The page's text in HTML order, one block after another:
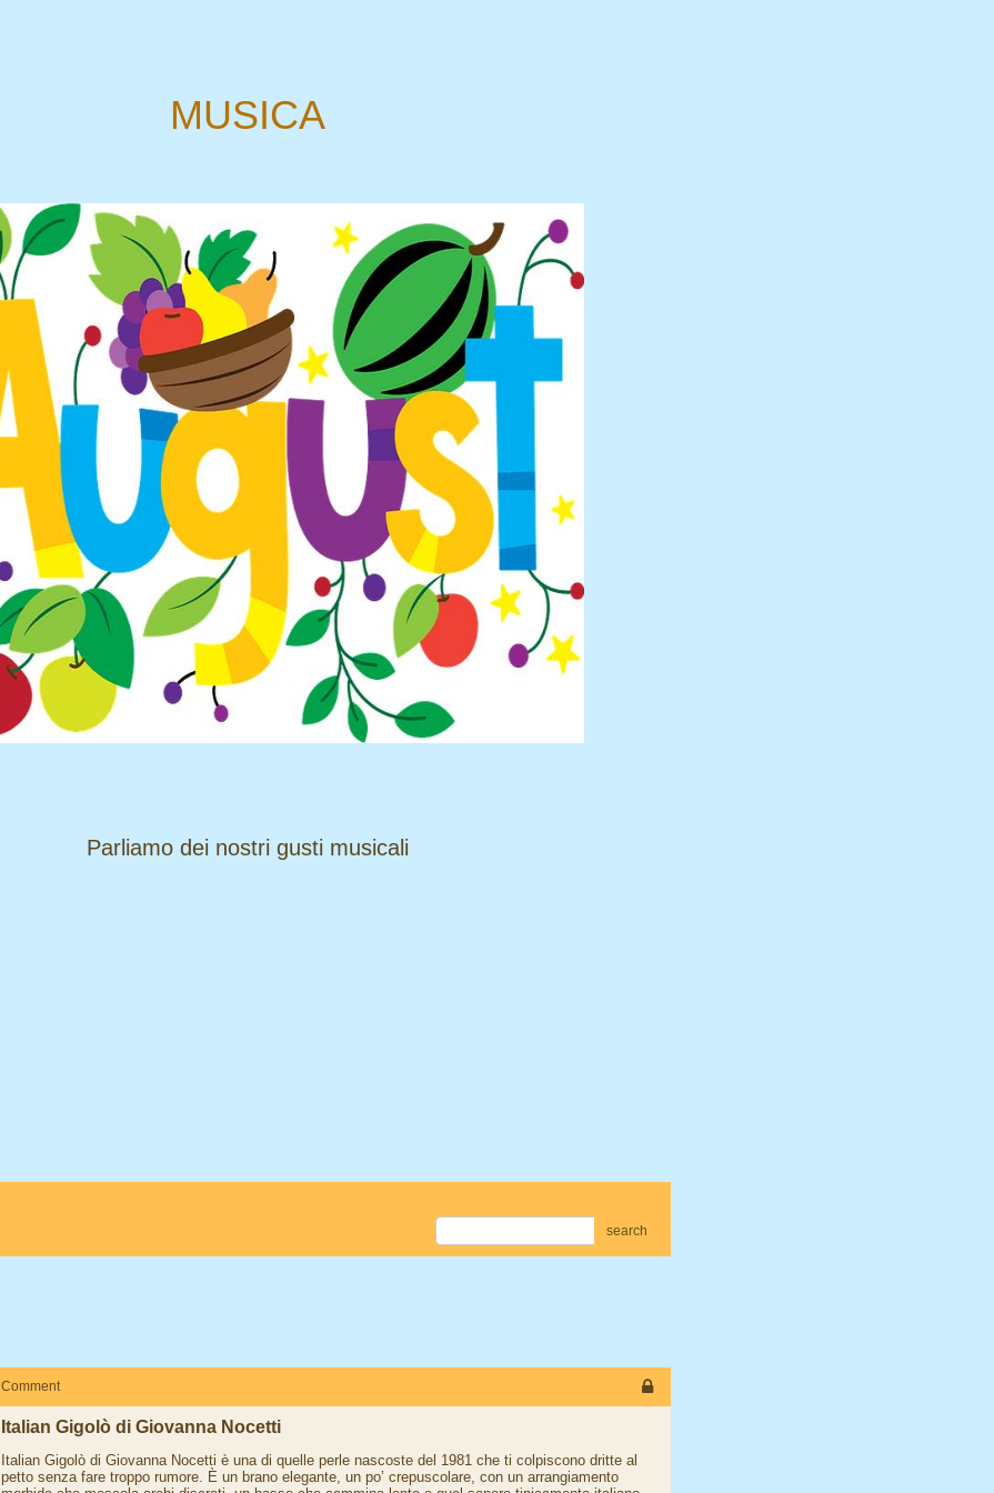
MUSICA
​​​​​​​Parliamo dei nostri gusti musicali
search
Comment
Italian Gigolò di Giovanna Nocetti
Italian Gigolò di Giovanna Nocetti è una di quelle perle nascoste del 1981 che ti colpiscono dritte al
petto senza fare troppo rumore. È un brano elegante, un po’ crepuscolare, con un arrangiamento